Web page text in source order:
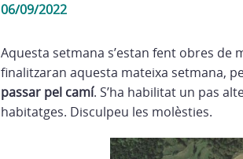
06/09/2022
Aquesta setmana s’estan fent obres de
finalitzaran aquesta mateixa setmana,
passar pel camí. S’ha habilitat un pas
habitatges. Disculpeu les molèsties.